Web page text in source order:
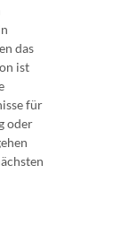
das
ist
für
oder